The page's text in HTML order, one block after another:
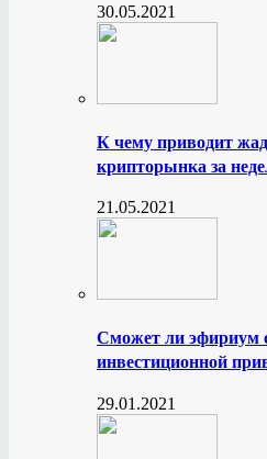
30.05.2021
К чему приводит
крипторынка за
21.05.2021
Сможет ли эфириум
инвестиционной
29.01.2021